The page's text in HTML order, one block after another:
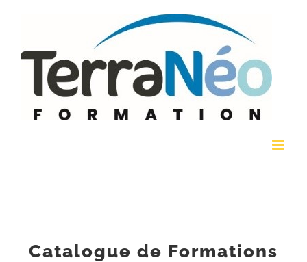
Catalogue de Formations